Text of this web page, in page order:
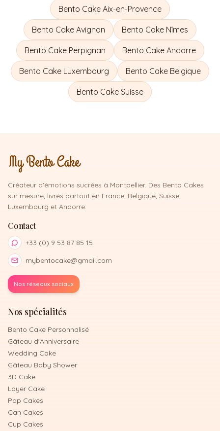
Bento Cake Aix-en-Provence
Bento Cake Avignon Bento Cake Nîmes
Bento Cake Perpignan Bento Cake Andorre
Bento Cake Luxembourg Bento Cake Belgique
Bento Cake Suisse
Créateur d'émotions sucrées à Montpellier. Des Bento Cakes
sur mesure, livrés partout en France, Belgique, Suisse,
Luxembourg et Andorre.
Contact
+33 (0) 9 53 87 85 15
mybentocake@gmail.com
Nos réseaux sociaux
Nos spécialités
Bento Cake Personnalisé
Gâteau d'Anniversaire
Wedding Cake
Gâteau Baby Shower
3D Cake
Layer Cake
Pop Cakes
Can Cakes
Cup Cakes